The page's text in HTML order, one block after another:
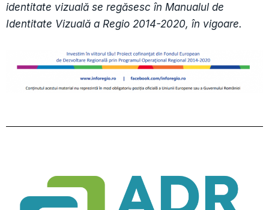
identitate vizuală se regăsesc în Manualul de
Identitate Vizuală a Regio 2014-2020, în vigoare.